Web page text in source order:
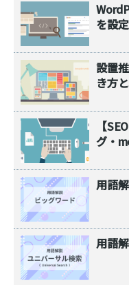
を設
設置
き方
【
グ・
用語
用語